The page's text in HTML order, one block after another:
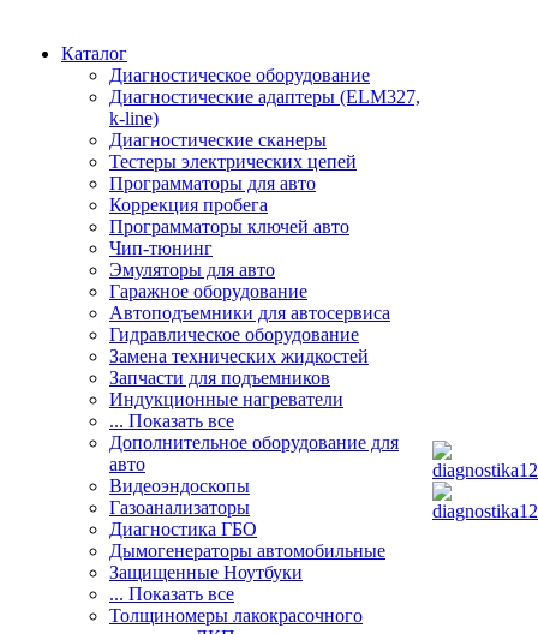
Каталог
Диагностическое оборудование
Диагностические адаптеры (ELM327,
k-line)
Диагностические сканеры
Тестеры электрических цепей
Программаторы для авто
Коррекция пробега
Программаторы ключей авто
Чип-тюнинг
Эмуляторы для авто
Гаражное оборудование
Автоподъемники для автосервиса
Гидравлическое оборудование
Замена технических жидкостей
Запчасти для подъемников
Индукционные нагреватели
... Показать все
Дополнительное оборудование для
авто
Видеоэндоскопы
Газоанализаторы
Диагностика ГБО
Дымогенераторы автомобильные
Защищенные Ноутбуки
... Показать все
Толщиномеры лакокрасочного